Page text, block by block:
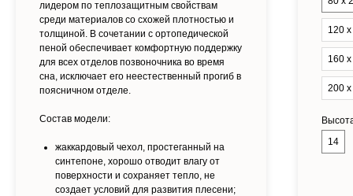
лидером по теплозащитным свойствам
среди материалов со схожей плотностью и
толщиной. В сочетании с ортопедической
пеной обеспечивает комфортную поддержку
для всех отделов позвоночника во время
сна, исключает его неестественный прогиб в
поясничном отделе.
Состав модели:
жаккардовый чехол, простеганный на
синтепоне, хорошо отводит влагу от
поверхности и сохраняет тепло, не
создает условий для развития плесени;
120
160
200
14